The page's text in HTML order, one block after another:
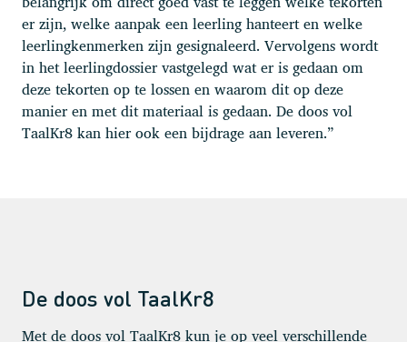
er zijn, welke aanpak een leerling hanteert en welke
leerlingkenmerken zijn gesignaleerd. Vervolgens wordt
in het leerlingdossier vastgelegd wat er is gedaan om
deze tekorten op te lossen en waarom dit op deze
manier en met dit materiaal is gedaan. De doos vol
TaalKr8 kan hier ook een bijdrage aan leveren.”
De doos vol TaalKr8
Met de doos vol TaalKr8 kun je op veel verschillende